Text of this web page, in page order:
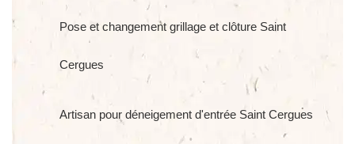
Pose et changement grillage et clôture Saint
Cergues
Artisan pour déneigement d'entrée Saint Cergues